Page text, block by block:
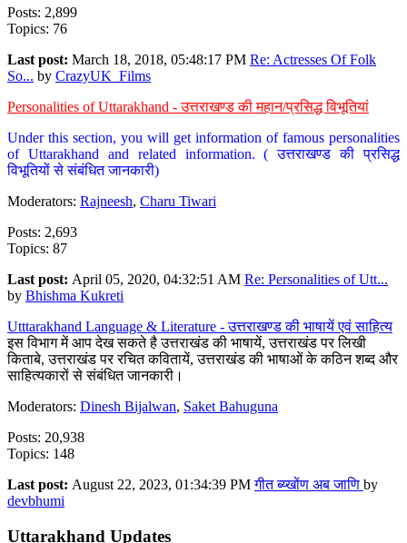
Posts: 2,899
Topics: 76
Last post: March 18, 2018, 05:48:17 PM Re: Actresses Of Folk
So... by CrazyUK_Films
Personalities of Uttarakhand - उत्तराखण्ड की महान/प्रसिद्ध विभूतियां
Under this section, you will get information of famous personalities
of Uttarakhand and related information. ( उत्तराखण्ड की प्रसिद्ध
विभूतियों से संबंधित जानकारी)
Moderators: Rajneesh, Charu Tiwari
Posts: 2,693
Topics: 87
Last post: April 05, 2020, 04:32:51 AM Re: Personalities of Utt...
by Bhishma Kukreti
Utttarakhand Language & Literature - उत्तराखण्ड की भाषायें एवं साहित्य
इस विभाग में आप देख सकते है उत्तराखंड की भाषायें, उत्तराखंड पर लिखी
किताबे, उत्तराखंड पर रचित कवितायें, उत्तराखंड की भाषाओं के कठिन शब्द और
साहित्यकारों से संबंधित जानकारी।
Moderators: Dinesh Bijalwan, Saket Bahuguna
Posts: 20,938
Topics: 148
Last post: August 22, 2023, 01:34:39 PMगीत ब्य्खोंण अब जाणि by
devbhumi
Uttarakhand Updates